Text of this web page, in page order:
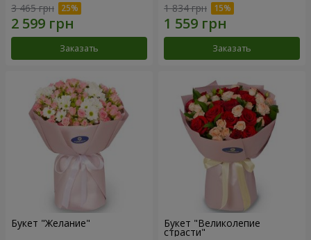
3 465 грн
Заказать
1 834 грн
Заказать
Букет "Желание" Букет "Великолепие
страсти"